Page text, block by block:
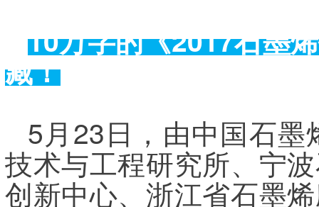
10万字的《2017石墨
藏！
5月23日，由中国石
技术与工程研究所、宁
创新中心、浙江省石墨